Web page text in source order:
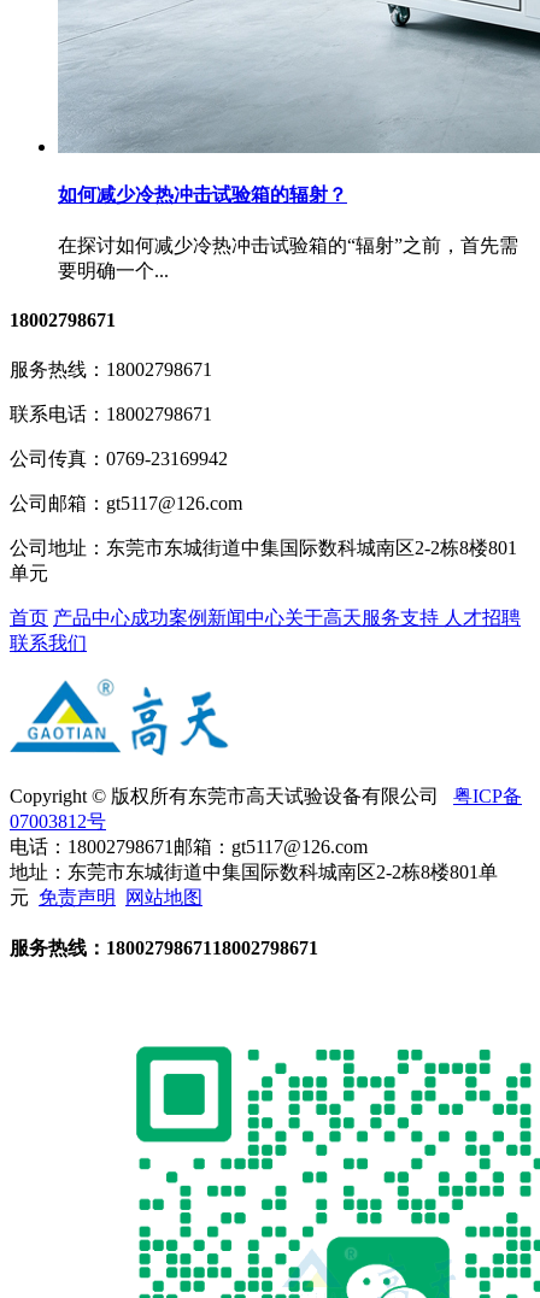
如何减少冷热冲击试验箱的辐射？
在探讨如何减少冷热冲击试验箱的“辐射”之前，首先需
要明确一个...
18002798671
服务热线： 18002798671
联系电话： 18002798671
公司传真： 0769-23169942
公司邮箱： gt5117@126.com
公司地址： 东莞市东城街道中集国际数科城南区2-2栋8楼801
单元
首页 产品中心成功案例 新闻中心关于高天服务支持 人才招聘
联系我们
Copyright © 版权所有东莞市高天试验设备有限公司 粤ICP备
07003812号
电话：18002798671 邮箱：gt5117@126.com
地址：东莞市东城街道中集国际数科城南区2-2栋8楼801单
元 免责声明 网站地图
服务热线： 1800279867118002798671